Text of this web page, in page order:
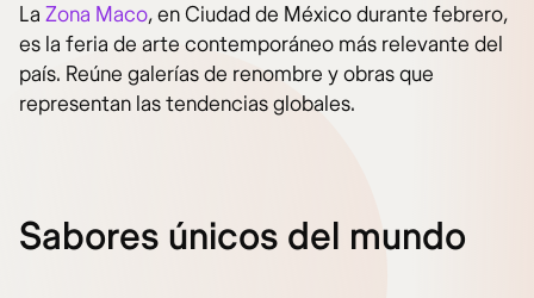
La Zona Maco, en Ciudad de México durante febrero,
es la feria de arte contemporáneo más relevante del
país. Reúne galerías de renombre y obras que
representan las tendencias globales.
Sabores únicos del mundo